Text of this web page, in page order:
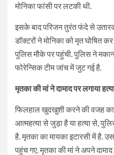
मोनिका फांसी पर लटकी थी.
इसके बाद परिजन तुरंत फंदे से
डॉक्टरों ने मोनिका को मृत घोषित
पुलिस मौके पर पहुंची. पुलिस ने
फोरेन्सिक टीम जांच में जुट गई है.
मृतका की मां ने दामाद पर लगाया
फिलहाल खुदखुशी करने की वजह का
आत्महत्या से जुड़ा है या हत्या से,
है. मृतका का मायका इटारसी में है.
पहुंच गए. मृतका की मां ने अपने